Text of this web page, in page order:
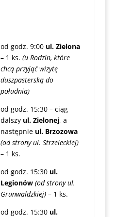
od godz. 9:00 ul. Zielona
– 1 ks. (u Rodzin, które
chcą przyjąć wizytę
duszpasterską do
południa)
od godz. 15:30 – ciąg
dalszy ul. Zielonej, a
następnie ul. Brzozowa
(od strony ul. Strzeleckiej)
– 1 ks.
od godz. 15:30 ul.
Legionów (od strony ul.
Grunwaldzkiej)– 1 ks.
od godz. 15:30 ul.